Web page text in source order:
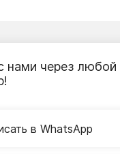
нами через любой
в WhatsApp